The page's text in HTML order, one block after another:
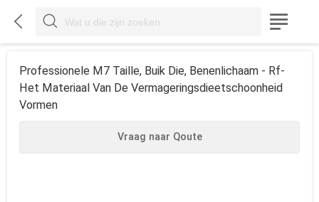
  
Professionele M7 Taille, Buik Die, Benenlichaam - Rf-
Het Materiaal Van De Vermageringsdieetschoonheid
Vormen
Vraag naar Qoute